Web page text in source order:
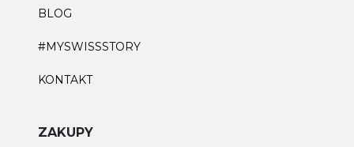
BLOG
#MYSWISSSTORY
KONTAKT
ZAKUPY